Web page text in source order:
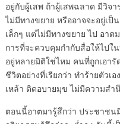
อยู่กับผู้เสพ ถ้าผู้เสพฉลาด มีวิ
ไม่มีทางขยาย หรืออาจจะอยู่เป็
เล็กๆ แต่ไม่มีทางขยาย ไป อา
การที่จะควบคุมกำกับสื่อให้ไปใ
อยู่หลายมิติใช่ไหม คนที่ถูกเอา
ชีวิตอย่างที่เรียกว่า ทำร้ายตัวเอ
เหล้า ติดอบายมุข ไม่มีความสำ
ตอนนี้อาตมารู้สึกว่า ประชาชน